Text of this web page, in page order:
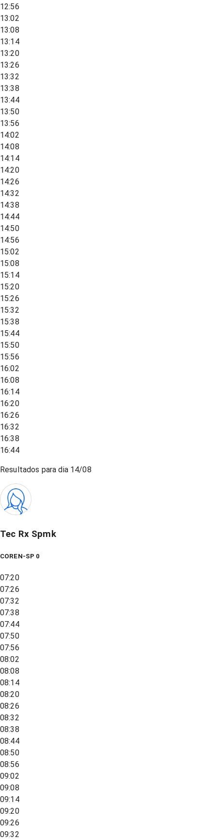
12:56
13:02
13:08
13:14
13:20
13:26
13:32
13:38
13:44
13:50
13:56
14:02
14:08
14:14
14:20
14:26
14:32
14:38
14:44
14:50
14:56
15:02
15:08
15:14
15:20
15:26
15:32
15:38
15:44
15:50
15:56
16:02
16:08
16:14
16:20
16:26
16:32
16:38
16:44
Resultados para dia 14/08
Tec Rx Spmk
COREN-SP 0
07:20
07:26
07:32
07:38
07:44
07:50
07:56
08:02
08:08
08:14
08:20
08:26
08:32
08:38
08:44
08:50
08:56
09:02
09:08
09:14
09:20
09:26
09:32